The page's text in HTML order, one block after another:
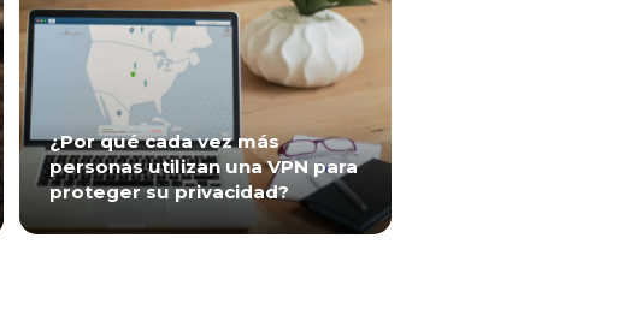
¿Por qué cada vez más
personas utilizan una VPN para
proteger su privacidad?